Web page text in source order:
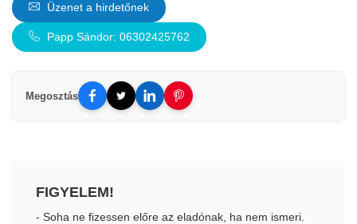
Üzenet a hirdetőnek
Papp Sándor: 06302425762
Megosztás
FIGYELEM!
- Soha ne fizessen előre az eladónak, ha nem ismeri.